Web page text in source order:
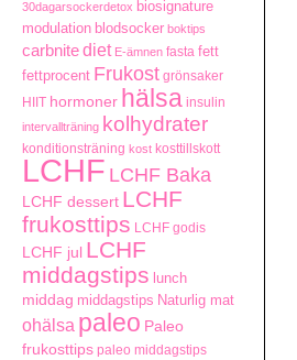
30dagarsockerdetox biosignature
modulation blodsocker boktips
carbnitediet E-ämnen fasta fett
fettprocent Frukost grönsaker
HIIT hormoner hälsa insulin
intervallträning kolhydrater
konditionsträning kost kosttillskott
LCHF LCHF Baka
LCHF dessert LCHF
frukosttips LCHF godis
LCHF jul LCHF
middagstips lunch
middag middagstips Naturlig mat
ohälsa paleo Paleo
frukosttips paleo middagstips